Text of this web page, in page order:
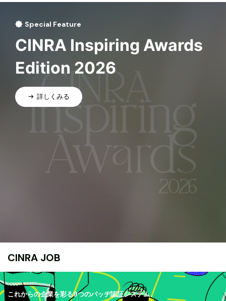
Special Feature
CINRA Inspiring Awards
Edition 2026
詳しくみる
CINRA JOB
これからの企業を彩る9つのバッヂ認証システム